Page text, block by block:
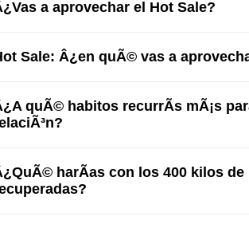
a aprovechar el Hot Sale?
Sale: Â¿en quÃ© vas a
quÃ© habitos recurrÃ­s mÃ¡s
harÃ­as con los 400 kilos de